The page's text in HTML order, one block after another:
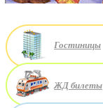
Гостиницы
ЖД билеты